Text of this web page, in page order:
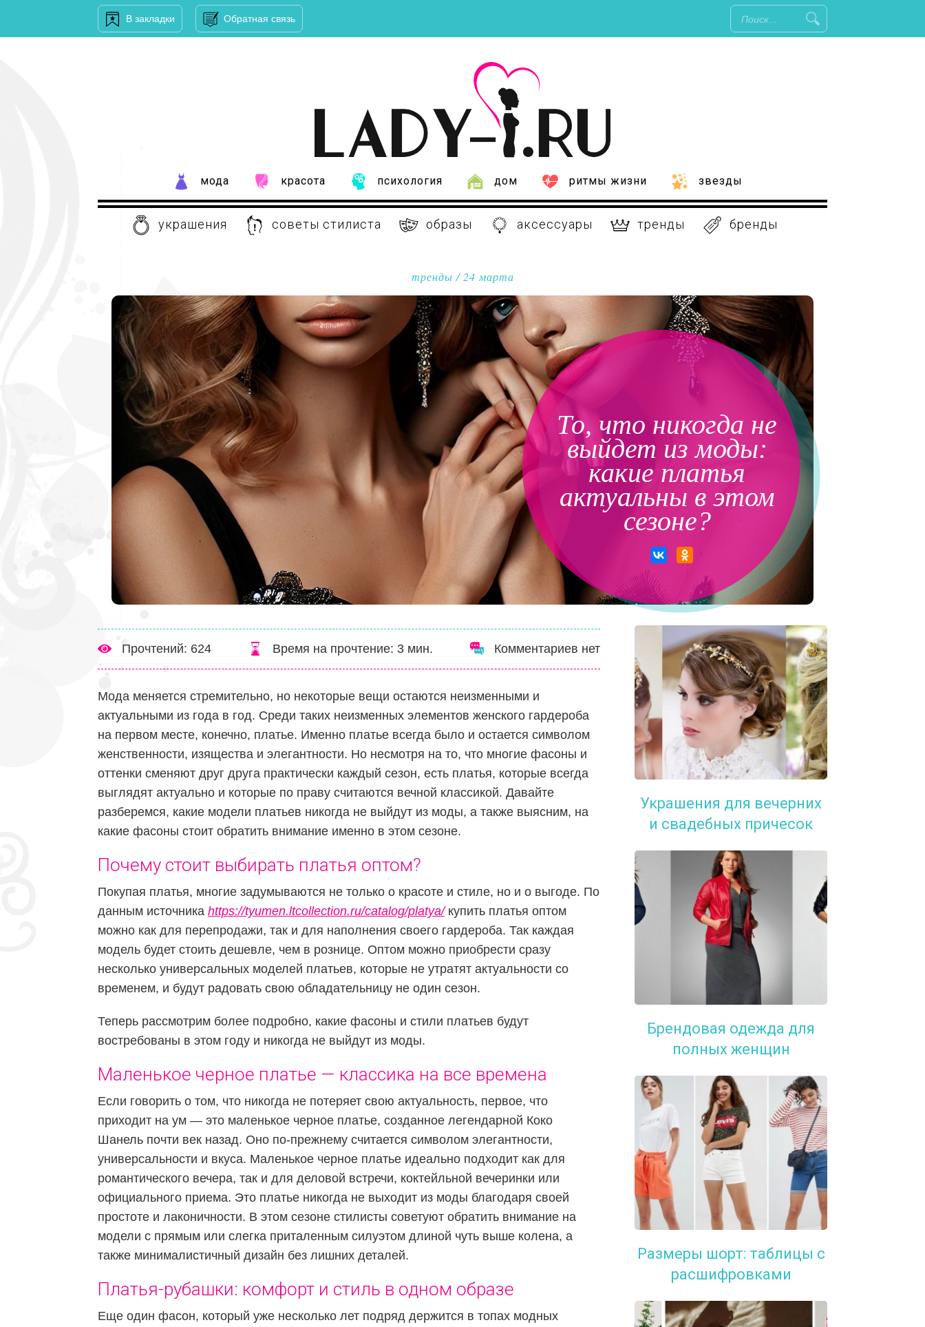
В закладки Обратная связь
мода красота психология дом ритмы жизни звезды
украшения советы стилиста образы аксессуары тренды бренды
тренды / 24 марта
То, что никогда не
выйдет из моды:
какие платья
актуальны в этом
сезоне?
Прочтений: 624 Время на прочтение: 3 мин. Комментариев нет
Мода меняется стремительно, но некоторые вещи остаются неизменными и
актуальными из года в год. Среди таких неизменных элементов женского гардероба
на первом месте, конечно, платье. Именно платье всегда было и остается символом
женственности, изящества и элегантности. Но несмотря на то, что многие фасоны и
оттенки сменяют друг друга практически каждый сезон, есть платья, которые всегда
выглядят актуально и которые по праву считаются вечной классикой. Давайте
разберемся, какие модели платьев никогда не выйдут из моды, а также выясним, на
какие фасоны стоит обратить внимание именно в этом сезоне.
Почему стоит выбирать платья оптом?
Покупая платья, многие задумываются не только о красоте и стиле, но и о выгоде. По
данным источника https://tyumen.ltcollection.ru/catalog/platya/купить платья оптом
можно как для перепродажи, так и для наполнения своего гардероба. Так каждая
модель будет стоить дешевле, чем в рознице. Оптом можно приобрести сразу
несколько универсальных моделей платьев, которые не утратят актуальности со
временем, и будут радовать свою обладательницу не один сезон.
Теперь рассмотрим более подробно, какие фасоны и стили платьев будут
востребованы в этом году и никогда не выйдут из моды.
Маленькое черное платье — классика на все времена
Если говорить о том, что никогда не потеряет свою актуальность, первое, что
приходит на ум — это маленькое черное платье, созданное легендарной Коко
Шанель почти век назад. Оно по-прежнему считается символом элегантности,
универсальности и вкуса. Маленькое черное платье идеально подходит как для
романтического вечера, так и для деловой встречи, коктейльной вечеринки или
официального приема. Это платье никогда не выходит из моды благодаря своей
простоте и лаконичности. В этом сезоне стилисты советуют обратить внимание на
модели с прямым или слегка приталенным силуэтом длиной чуть выше колена, а
также минималистичный дизайн без лишних деталей.
Платья-рубашки: комфорт и стиль в одном образе
Еще один фасон, который уже несколько лет подряд держится в топах модных
Украшения для вечерних
и свадебных причесок
Брендовая одежда для
полных женщин
Размеры шорт: таблицы с
расшифровками